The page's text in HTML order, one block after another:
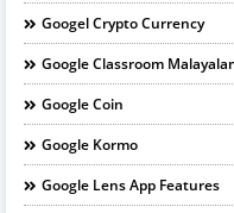
Googel Crypto Currency
Google Classroom
Google Coin
Google Kormo
Google Lens App Features